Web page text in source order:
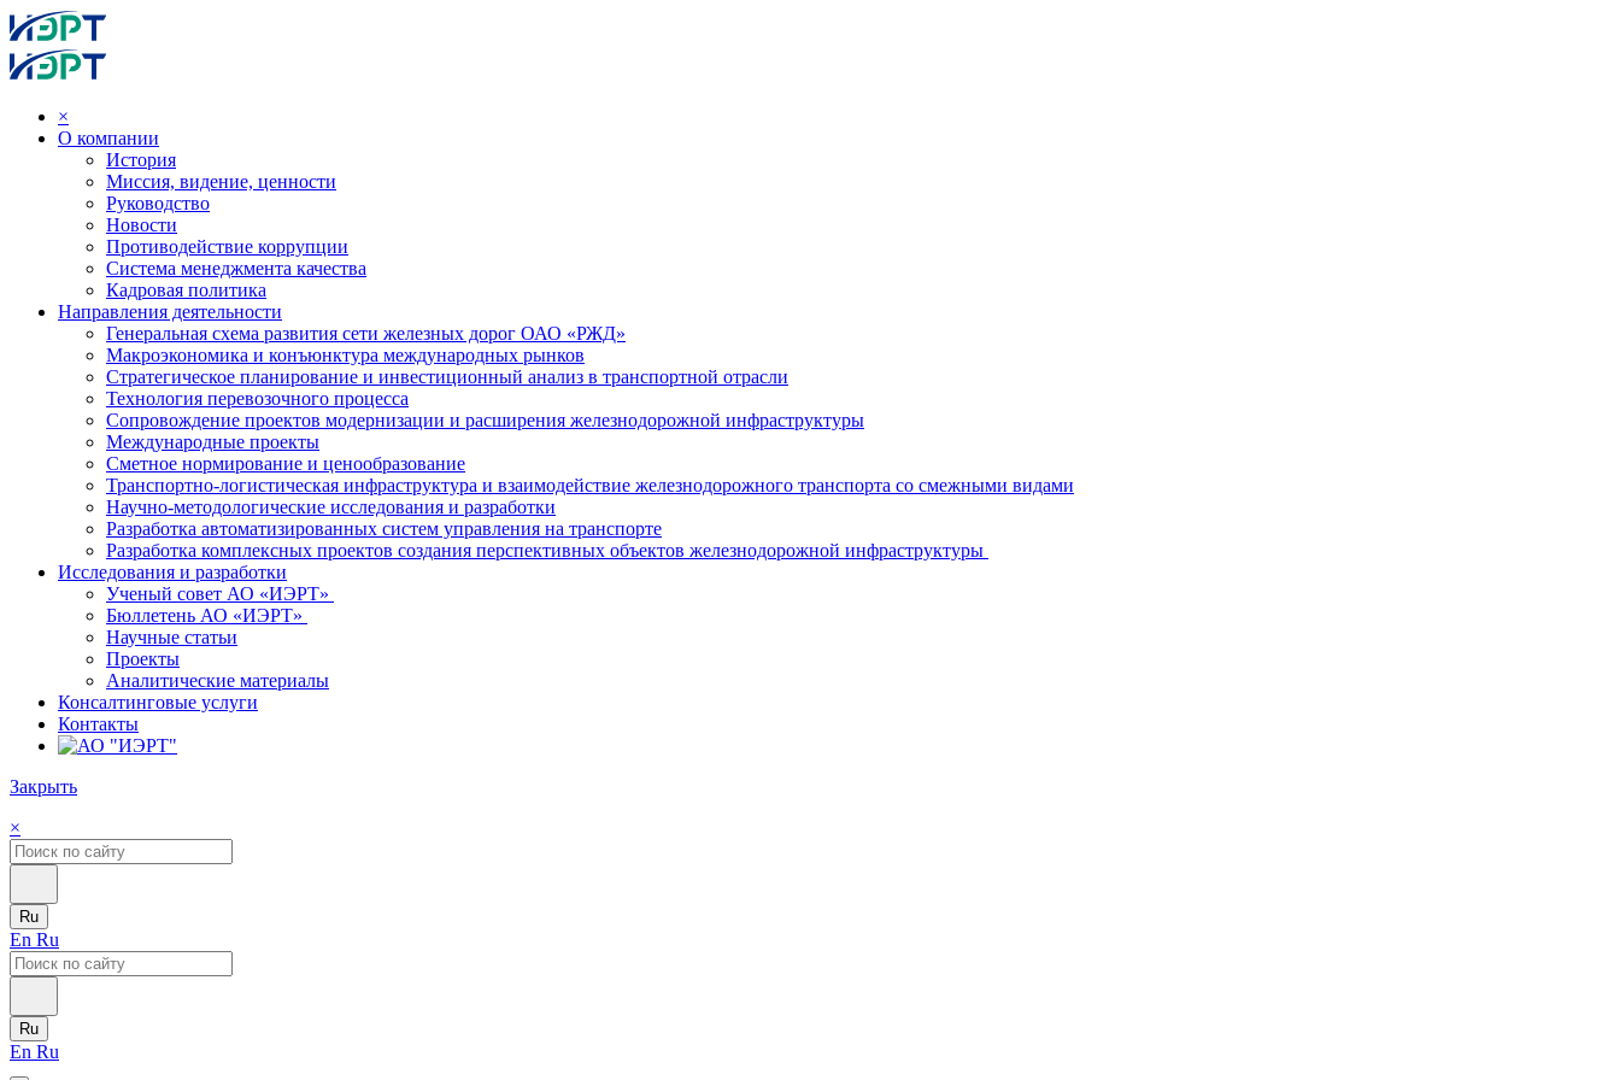
×
О компании
История
Миссия, видение, ценности
Руководство
Новости
Противодействие коррупции
Система менеджмента качества
Кадровая политика
Направления деятельности
Генеральная схема развития сети железных дорог ОАО «РЖД»
Макроэкономика и конъюнктура международных рынков
Стратегическое планирование и инвестиционный анализ в транспортной отрасли
Технология перевозочного процесса
Сопровождение проектов модернизации и расширения железнодорожной инфраструктуры
Международные проекты
Сметное нормирование и ценообразование
Транспортно-логистическая инфраструктура и взаимодействие железнодорожного транспорта со смежными видами
Научно-методологические исследования и разработки
Разработка автоматизированных систем управления на транспорте
Разработка комплексных проектов создания перспективных объектов железнодорожной инфраструктуры
Исследования и разработки
Ученый совет АО «ИЭРТ»
Бюллетень АО «ИЭРТ»
Научные статьи
Проекты
Аналитические материалы
Консалтинговые услуги
Контакты
Закрыть
×
Ru
En Ru
Ru
En Ru